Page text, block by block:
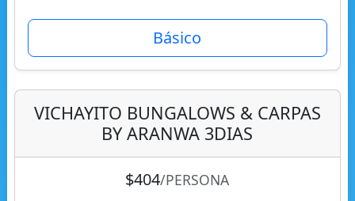
Básico
VICHAYITO BUNGALOWS & CARPAS
BY ARANWA 3DIAS
$404/PERSONA